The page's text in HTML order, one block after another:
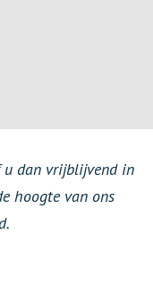
u dan vrijblijvend in
hoogte van ons